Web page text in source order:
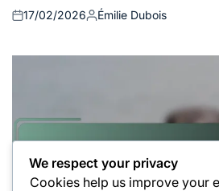
Posted
17/02/2026
Posted
Émilie Dubois
We respect your privacy
Cookies help us improve your